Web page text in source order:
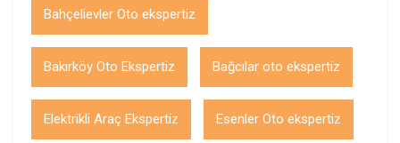
Bahçelievler Oto ekspertiz
Bakırköy Oto Ekspertiz Bağcılar oto ekspertiz
Elektrikli Araç Ekspertiz Esenler Oto ekspertiz